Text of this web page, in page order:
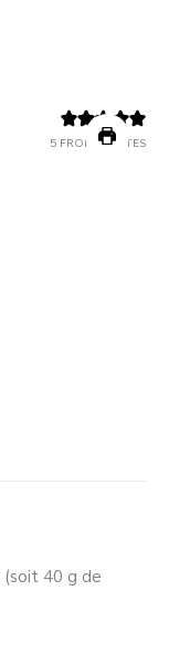
5 FROM 3VOTES
(soit 40 g de